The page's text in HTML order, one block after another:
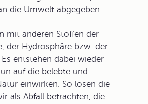
die Umwelt abgegeben.
mit anderen Stoffen der
der Hydrosphäre bzw. der
entstehen dabei wieder
auf die belebte und
einwirken. So lösen die
als Abfall betrachten, die